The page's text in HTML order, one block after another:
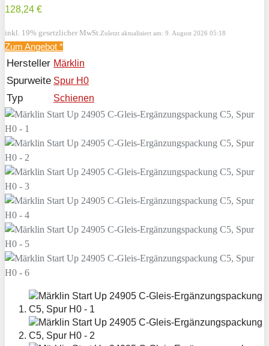
128,24 €
inkl. 19% gesetzlicher MwSt. Zuletzt aktualisiert am: 9. August 2026 05:18
Zum Angebot *
Hersteller Märklin
Spurweite Spur H0
Typ Schienen